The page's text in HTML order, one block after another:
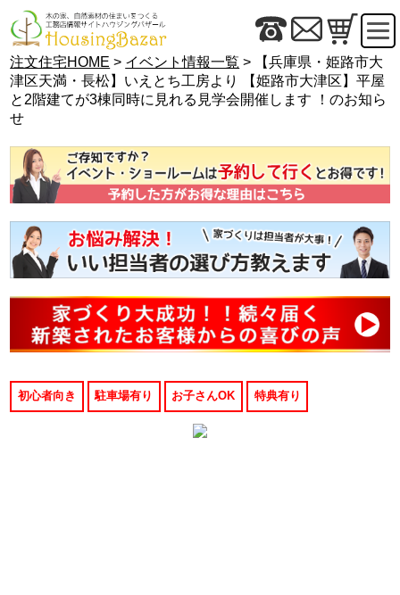
注文住宅HOME > イベント情報一覧 > 【兵庫県・姫路市大
津区天満・長松】いえとち工房より 【姫路市大津区】平屋
と2階建てが3棟同時に見れる見学会開催します ！のお知ら
せ
初心者向き 駐車場有り お子さんOK 特典有り